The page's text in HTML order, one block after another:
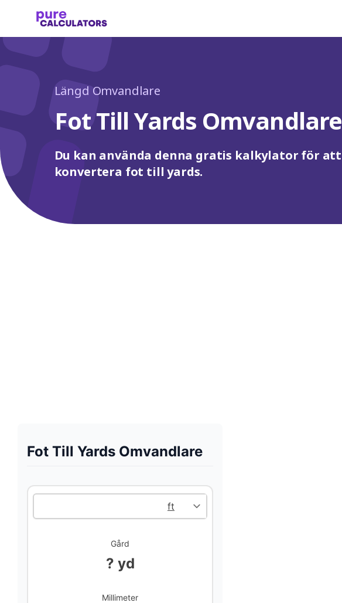
Längd Omvandlare
Fot Till Yards Omvandlare
Du kan använda denna gratis kalkylator för att
konvertera fot till yards.
Fot Till Yards Omvandlare
Gård
? yd
Millimeter